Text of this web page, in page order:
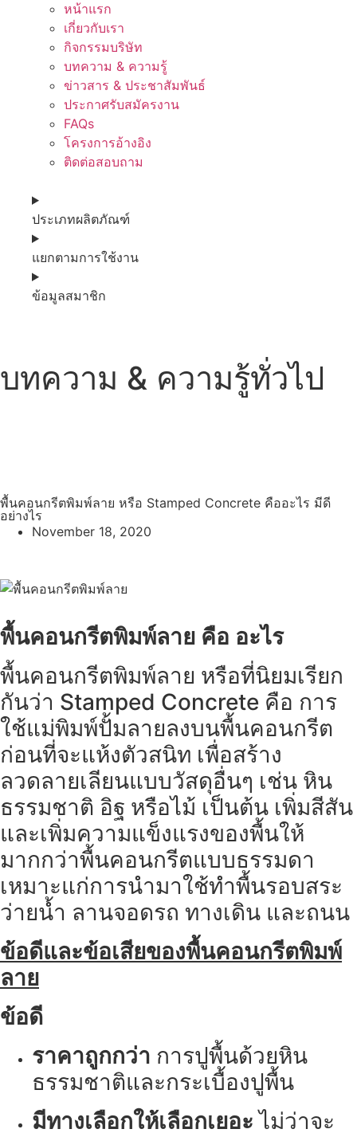
หน้าแรก
เกี่ยวกับเรา
กิจกรรมบริษัท
บทความ & ความรู้
ข่าวสาร & ประชาสัมพันธ์
ประกาศรับสมัครงาน
FAQs
โครงการอ้างอิง
ติดต่อสอบถาม
ประเภทผลิตภัณฑ์
แยกตามการใช้งาน
ข้อมูลสมาชิก
บทความ & ความรู้ทั่วไป
พื้นคอนกรีตพิมพ์ลาย หรือ Stamped Concrete คืออะไร มีดี
อย่างไร
November 18, 2020
พื้นคอนกรีตพิมพ์ลาย คือ อะไร
พื้นคอนกรีตพิมพ์ลาย หรือที่นิยมเรียก
กันว่า Stamped Concrete คือ การ
ใช้แม่พิมพ์ปั้มลายลงบนพื้นคอนกรีต
ก่อนที่จะแห้งตัวสนิท เพื่อสร้าง
ลวดลายเลียนแบบวัสดุอื่นๆ เช่น หิน
ธรรมชาติ อิฐ หรือไม้ เป็นต้น เพิ่มสีสัน
และเพิ่มความแข็งแรงของพื้นให้
มากกว่าพื้นคอนกรีตแบบธรรมดา
เหมาะแก่การนำมาใช้ทำพื้นรอบสระ
ว่ายน้ำ ลานจอดรถ ทางเดิน และถนน
ข้อดีและข้อเสียของพื้นคอนกรีตพิมพ์
ลาย
ข้อดี
ราคาถูกกว่า การปูพื้นด้วยหิน
ธรรมชาติและกระเบื้องปูพื้น
มีทางเลือกให้เลือกเยอะ ไม่ว่าจะ